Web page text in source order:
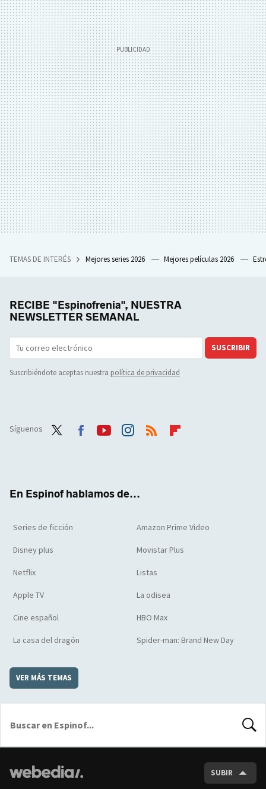
TEMAS DE INTERÉS Mejores series 2026 Mejores películas 2026
RECIBE "Espinofrenia", NUESTRA
NEWSLETTER SEMANAL
SUSCRIBIR
Suscribiéndote aceptas nuestra política de privacidad
Síguenos
En Espinof hablamos de...
Series de ficción Amazon Prime Video
Disney plus Movistar Plus
Netflix Listas
Apple TV La odisea
Cine español HBO Max
La casa del dragón Spider-man: Brand New Day
VER MÁS TEMAS
SUBIR